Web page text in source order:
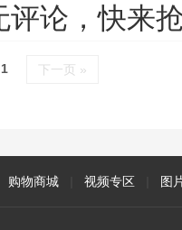
评论，快来
1 下一页 »
购物商城 视频专区 图